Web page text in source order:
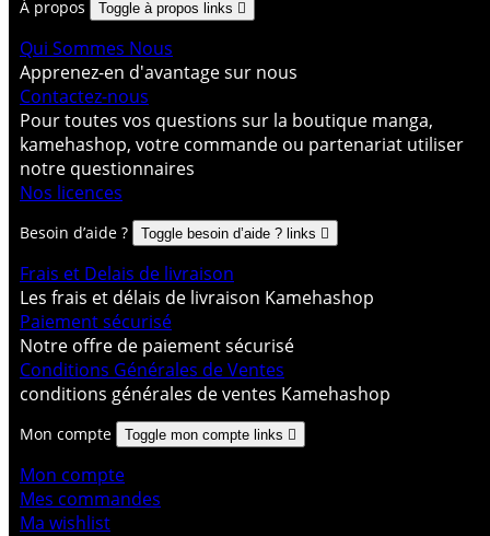
À propos Toggle à propos links 
Qui Sommes Nous
Apprenez-en d'avantage sur nous
Contactez-nous
Pour toutes vos questions sur la boutique manga,
kamehashop, votre commande ou partenariat utiliser
notre questionnaires
Nos licences
Besoin d’aide ? Toggle besoin d’aide ? links 
Frais et Delais de livraison
Les frais et délais de livraison Kamehashop
Paiement sécurisé
Notre offre de paiement sécurisé
Conditions Générales de Ventes
conditions générales de ventes Kamehashop
Mon compte Toggle mon compte links 
Mon compte
Mes commandes
Ma wishlist